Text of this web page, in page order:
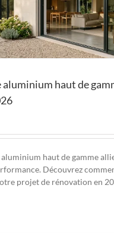
haut de
haut de gamme
Découvrez
projet de rénovation en